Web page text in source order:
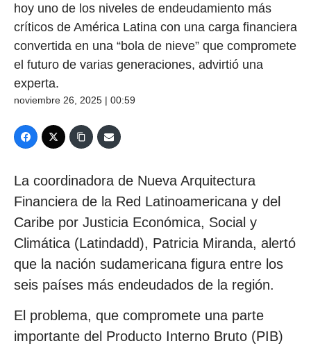
hoy uno de los niveles de endeudamiento más
críticos de América Latina con una carga financiera
convertida en una “bola de nieve” que compromete
el futuro de varias generaciones, advirtió una
experta.
noviembre 26, 2025 | 00:59
La coordinadora de Nueva Arquitectura
Financiera de la Red Latinoamericana y del
Caribe por Justicia Económica, Social y
Climática (Latindadd), Patricia Miranda, alertó
que la nación sudamericana figura entre los
seis países más endeudados de la región.
El problema, que compromete una parte
importante del Producto Interno Bruto (PIB)